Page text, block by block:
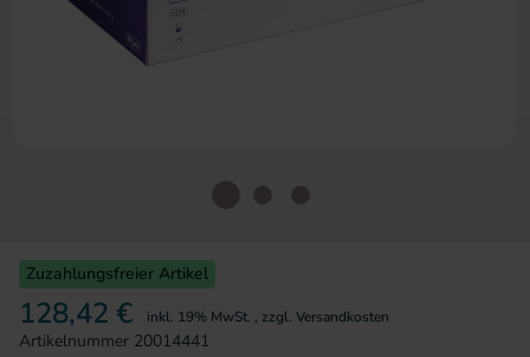
128,42 € inkl. 19% MwSt. , zzgl. Versandkosten
Zuzahlungsfreier Artikel
Artikelnummer 20014441